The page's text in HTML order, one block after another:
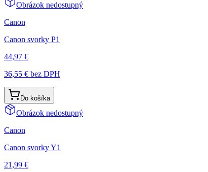
Obrázok nedostupný
Canon
Canon svorky P1
44,97 €
36,55 € bez DPH
Do košíka
Obrázok nedostupný
Canon
Canon svorky Y1
21,99 €